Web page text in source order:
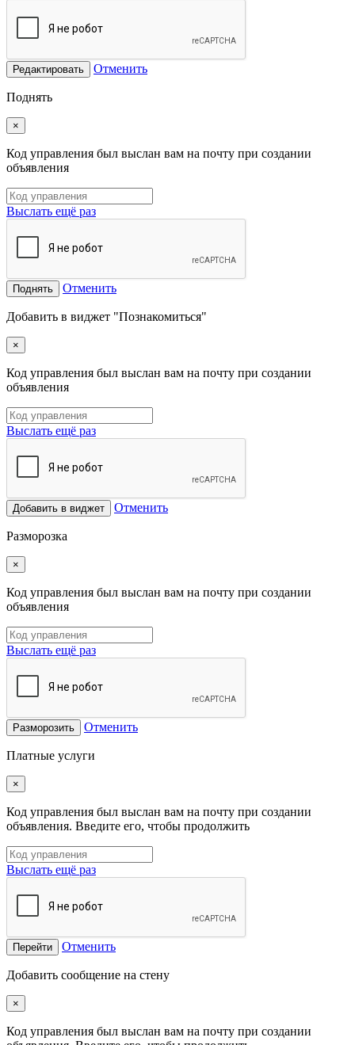
Редактировать Отменить
Поднять
×
Код управления был выслан вам на почту при создании
объявления
Выслать ещё раз
Поднять Отменить
Добавить в виджет "Познакомиться"
×
Код управления был выслан вам на почту при создании
объявления
Выслать ещё раз
Добавить в виджет Отменить
Разморозка
×
Код управления был выслан вам на почту при создании
объявления
Выслать ещё раз
Разморозить Отменить
Платные услуги
×
Код управления был выслан вам на почту при создании
объявления. Введите его, чтобы продолжить
Выслать ещё раз
Перейти Отменить
Добавить сообщение на стену
×
Код управления был выслан вам на почту при создании